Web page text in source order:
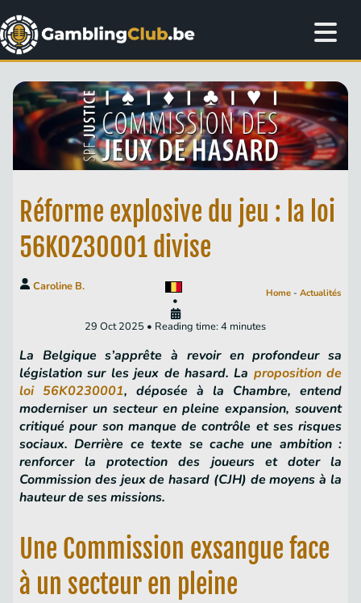
Réforme explosive du jeu : la loi
56K0230001 divise
Caroline B.
•
29 Oct 2025 • Reading time: 4 minutes
Home - Actualités
La Belgique s’apprête à revoir en profondeur sa
législation sur les jeux de hasard. La proposition de
loi 56K0230001, déposée à la Chambre, entend
moderniser un secteur en pleine expansion, souvent
critiqué pour son manque de contrôle et ses risques
sociaux. Derrière ce texte se cache une ambition :
renforcer la protection des joueurs et doter la
Commission des jeux de hasard (CJH) de moyens à la
hauteur de ses missions.
Une Commission exsangue face
à un secteur en pleine